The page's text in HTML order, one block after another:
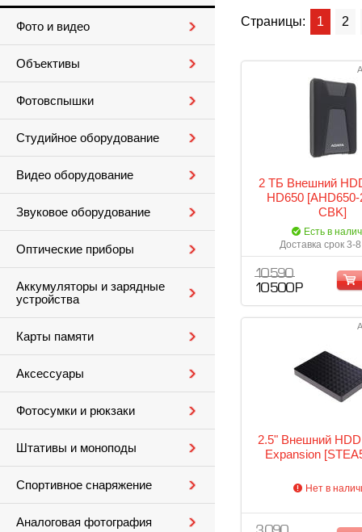
Фото и видео
Объективы
Фотовспышки
Студийное оборудование
Видео оборудование
Звуковое оборудование
Оптические приборы
Аккумуляторы и зарядные
устройства
Карты памяти
Аксессуары
Фотосумки и рюкзаки
Штативы и моноподы
Спортивное снаряжение
Аналоговая фотография
Страницы: 1 2
2 ТБ Внешний
HD650
CBK]
Есть в
Доставка срок 3-
10 590
10 500 Р
2.5" Внешний
Expansion
Нет в